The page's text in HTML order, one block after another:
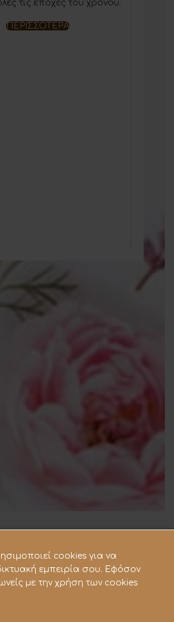
τις εποχές του χρόνου.
ΠΕΡΙΣΣΟΤΕΡΑ
cookies για να
εμπειρία σου. Εφόσον
με την χρήση των cookies